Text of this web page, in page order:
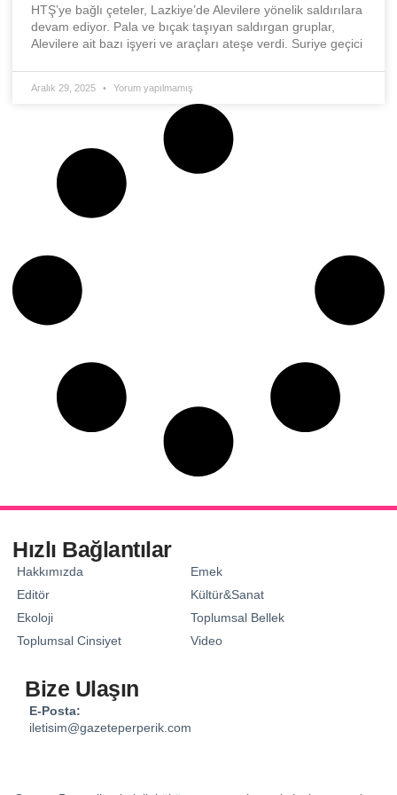
HTŞ’ye bağlı çeteler, Lazkiye’de Alevilere yönelik saldırılara
devam ediyor. Pala ve bıçak taşıyan saldırgan gruplar,
Alevilere ait bazı işyeri ve araçları ateşe verdi. Suriye geçici
Aralık 29, 2025 Yorum yapılmamış
Hızlı Bağlantılar
Hakkımızda
Editör
Ekoloji
Toplumsal Cinsiyet
Emek
Kültür&Sanat
Toplumsal Bellek
Video
Bize Ulaşın
E-Posta:
iletisim@gazeteperperik.com